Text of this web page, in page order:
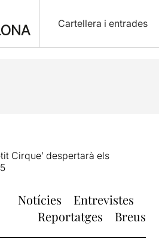
Cartellera i entrades
Cirque’ despertarà els
Notícies
Entrevistes
Reportatges
Breus